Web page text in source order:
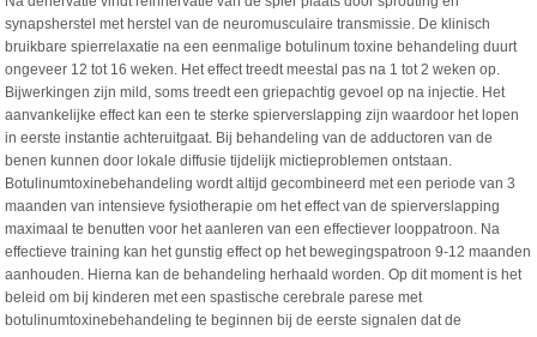
synapsherstel met herstel van de neuromusculaire transmissie. De klinisch
bruikbare spierrelaxatie na een eenmalige botulinum toxine behandeling duurt
ongeveer 12 tot 16 weken. Het effect treedt meestal pas na 1 tot 2 weken op.
Bijwerkingen zijn mild, soms treedt een griepachtig gevoel op na injectie. Het
aanvankelijke effect kan een te sterke spierverslapping zijn waardoor het lopen
in eerste instantie achteruitgaat. Bij behandeling van de adductoren van de
benen kunnen door lokale diffusie tijdelijk mictieproblemen ontstaan.
Botulinumtoxinebehandeling wordt altijd gecombineerd met een periode van 3
maanden van intensieve fysiotherapie om het effect van de spierverslapping
maximaal te benutten voor het aanleren van een effectiever looppatroon. Na
effectieve training kan het gunstig effect op het bewegingspatroon 9-12 maanden
aanhouden. Hierna kan de behandeling herhaald worden. Op dit moment is het
beleid om bij kinderen met een spastische cerebrale parese met
botulinumtoxinebehandeling te beginnen bij de eerste signalen dat de